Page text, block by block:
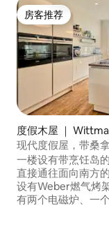
房客推荐
房客推荐
度假木屋 ｜
现代度假屋，带桑
一楼设有带烹饪岛
直接通往面向南方
设有Weber燃气烤
有两个电磁炉、一